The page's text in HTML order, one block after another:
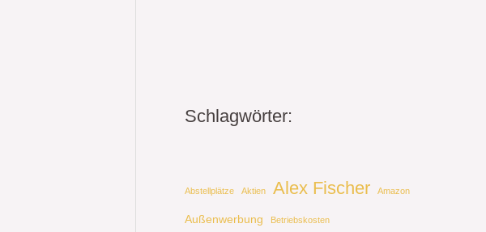
Schlagwörter:
Abstellplätze Aktien Alex Fischer Amazon
Außenwerbung Betriebskosten